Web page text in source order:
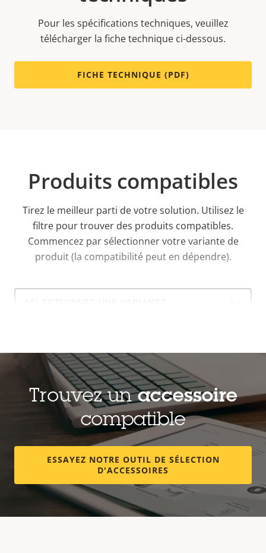
Pour les spécifications techniques, veuillez
télécharger la fiche technique ci-dessous.
FICHE TECHNIQUE (PDF)
Produits compatibles
Tirez le meilleur parti de votre solution. Utilisez le
filtre pour trouver des produits compatibles.
Commencez par sélectionner votre variante de
produit (la compatibilité peut en dépendre).
Select
Trouvez unaccessoire
compatible
ESSAYEZ NOTRE OUTIL DE SÉLECTION
D'ACCESSOIRES